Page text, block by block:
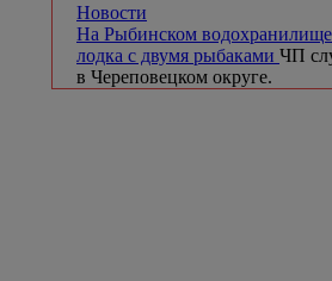
Новости
На Рыбинском водохранилище
лодка с двумя рыбаками ЧП
в Череповецком округе.